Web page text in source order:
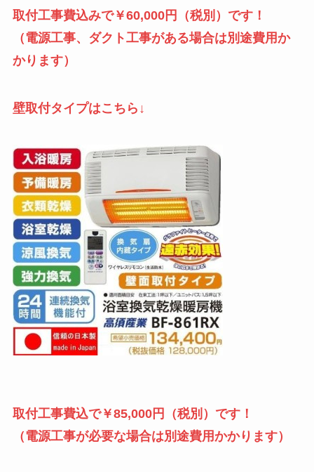
取付工事費込みで￥60,000円（税別）です！
（電源工事、ダクト工事がある場合は別途費用か
かります）
壁取付タイプはこちら↓
取付工事費込で￥85,000円（税別）です！
（電源工事が必要な場合は別途費用かかります）